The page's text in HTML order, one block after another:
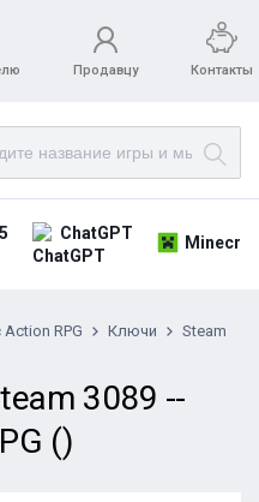
Продавцу Контакты
ChatGPT
RPG Ключи Steam
3089 --
()